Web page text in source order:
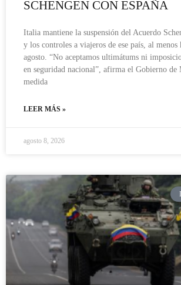
SCHENGEN CON ESPAÑA
Italia mantiene la suspensión del Acuerdo
y los controles a viajeros de ese país, al menos
agosto. “No aceptamos ultimátums ni
en seguridad nacional”, afirma el Gobierno
medida
LEER MÁS »
agosto 8, 2026